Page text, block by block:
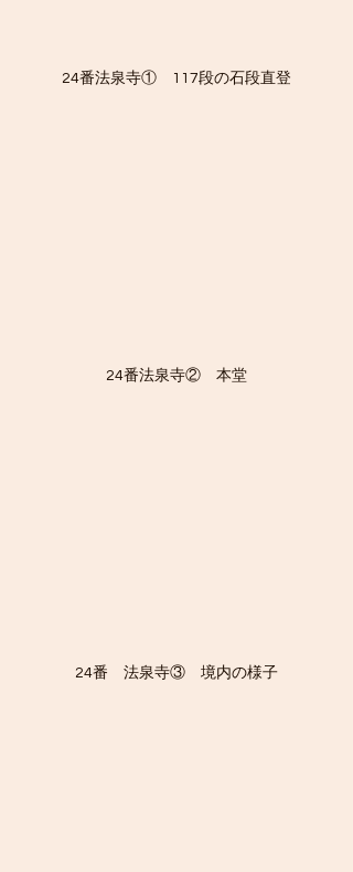
24番法泉寺①　117段の石段直登
24番法泉寺②　本堂
24番　法泉寺③　境内の様子